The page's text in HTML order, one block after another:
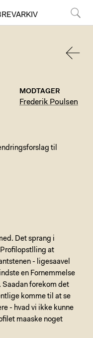
MODTAGER
Frederik Poulsen
til
Det sprang i
at
- ligesaavel
en Fornemmelse
Saadan forekom det
komme til at se
- hvad vi ikke kunne
maaske noget